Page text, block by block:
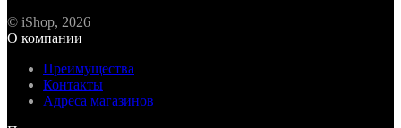
© iShop, 2026
О компании
Преимущества
Контакты
Адреса магазинов